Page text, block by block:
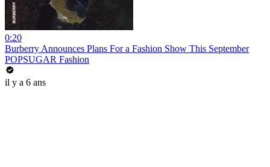
0:20
Burberry Announces Plans For a Fashion Show This September
POPSUGAR Fashion
il y a 6 ans